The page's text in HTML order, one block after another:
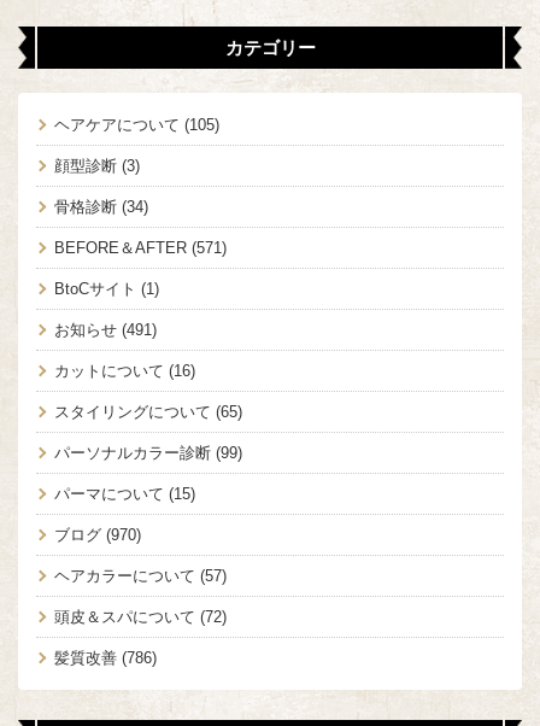
カテゴリー
ヘアケアについて (105)
顔型診断 (3)
骨格診断 (34)
BEFORE＆AFTER (571)
BtoCサイト (1)
お知らせ (491)
カットについて (16)
スタイリングについて (65)
パーソナルカラー診断 (99)
パーマについて (15)
ブログ (970)
ヘアカラーについて (57)
頭皮＆スパについて (72)
髪質改善 (786)